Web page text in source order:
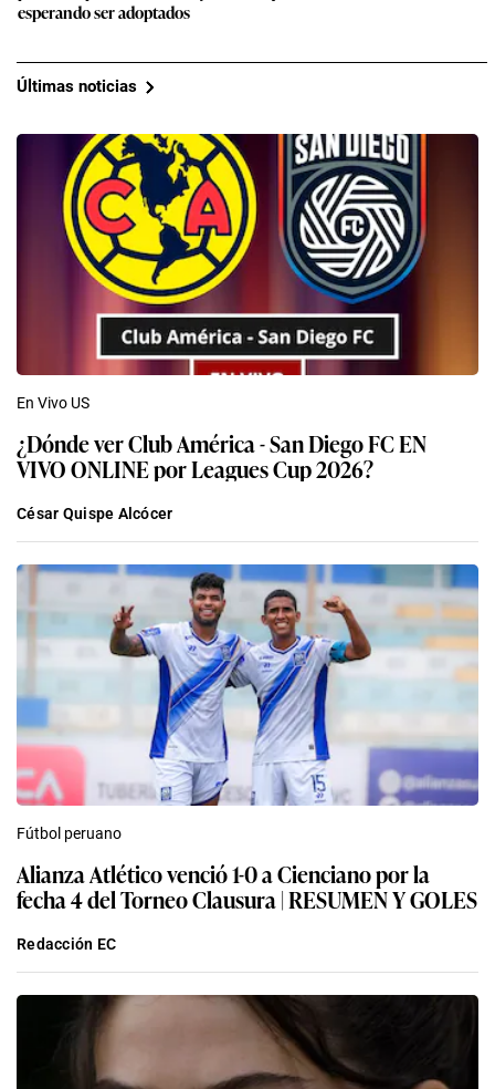
esperando ser adoptados
Últimas noticias
En Vivo US
¿Dónde ver Club América - San Diego FC EN
VIVO ONLINE por Leagues Cup 2026?
César Quispe Alcócer
Fútbol peruano
Alianza Atlético venció 1-0 a Cienciano por la
fecha 4 del Torneo Clausura | RESUMEN Y GOLES
Redacción EC